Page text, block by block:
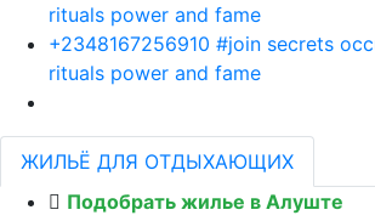
rituals power and fame
+2348167256910 #join secrets
rituals power and fame
ЖИЛЬЁ ДЛЯ ОТДЫХАЮЩИХ
Подобрать жилье в Алуште